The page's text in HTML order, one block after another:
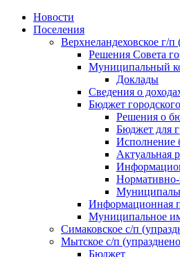
Skip
Новости
Поселения
Верхнеландеховское г/п
Решения Совета
Муниципальный
Доклады
Сведения о
Бюджет
Решения о
Бюджет для
Исполнение
Актуальная
Информационная
Муниципальное
Симаковское с/п
Мытское с/п
Бюджет